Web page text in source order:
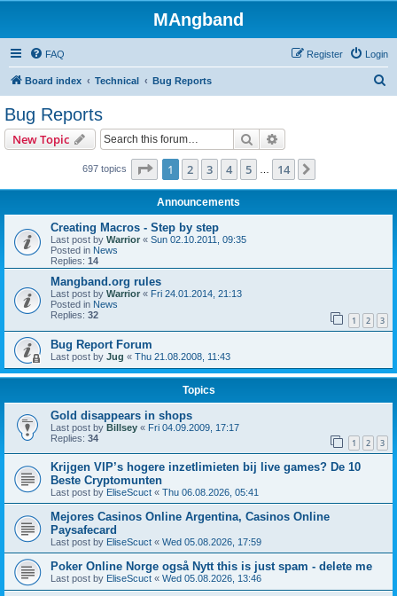
MAngband
FAQ Login
Register
Board index Technical Bug Reports
Bug Reports
New Topic Search
697 topics Page 1of 14
1 2 3 4 5 14
Announcements
Creating Macros - Step by step
Last post by Warrior « Sun 02.10.2011, 09:35
Posted in News
Replies: 14
Mangband.org rules
Last post by Warrior « Fri 24.01.2014, 21:13
Posted in News
Replies: 32 1 2 3
Bug Report Forum
Last post by Jug « Thu 21.08.2008, 11:43
Topics
Gold disappears in shops
Last post by Billsey « Fri 04.09.2009, 17:17
Replies: 34 1 2 3
Krijgen VIP’s hogere inzetlimieten bij live games? De 10
Beste Cryptomunten
Last post by EliseScuct « Thu 06.08.2026, 05:41
Mejores Casinos Online Argentina, Casinos Online
Paysafecard
Last post by EliseScuct « Wed 05.08.2026, 17:59
Poker Online Norge også Nytt this is just spam - delete me
Last post by EliseScuct « Wed 05.08.2026, 13:46